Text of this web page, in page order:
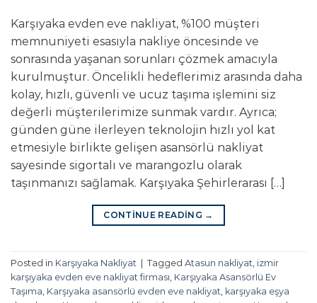
Karşıyaka evden eve nakliyat, %100 müşteri
memnuniyeti esasıyla nakliye öncesinde ve
sonrasında yaşanan sorunları çözmek amacıyla
kurulmuştur. Öncelikli hedeflerimiz arasında daha
kolay, hızlı, güvenli ve ucuz taşıma işlemini siz
değerli müşterilerimize sunmak vardır. Ayrıca;
günden güne ilerleyen teknolojin hızlı yol kat
etmesiyle birlikte gelişen asansörlü nakliyat
sayesinde sigortalı ve marangozlu olarak
taşınmanızı sağlamak. Karşıyaka Şehirlerarası […]
CONTINUE READING →
Posted in Karşıyaka Nakliyat Tagged Atasun nakliyat, izmir
karşıyaka evden eve nakliyat firması, Karşıyaka Asansörlü Ev
Taşıma, Karşıyaka asansörlü evden eve nakliyat, karşıyaka eşya